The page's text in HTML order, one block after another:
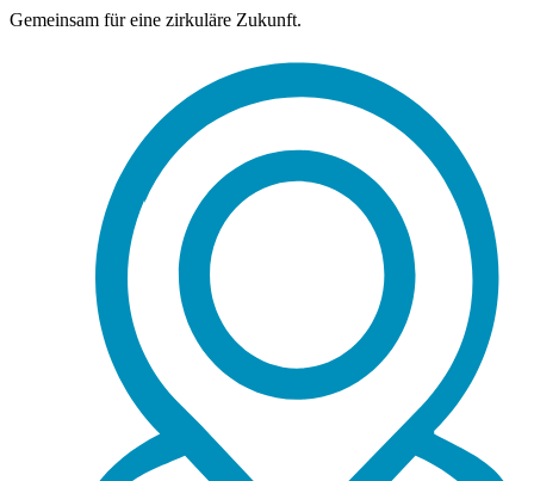
Gemeinsam für eine zirkuläre Zukunft.